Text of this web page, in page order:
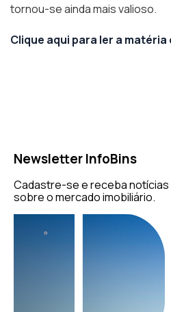
tornou-se ainda mais valioso.
Clique aqui para ler a
Newsletter InfoBins
Cadastre-se e receba
sobre o mercado imobiliário.